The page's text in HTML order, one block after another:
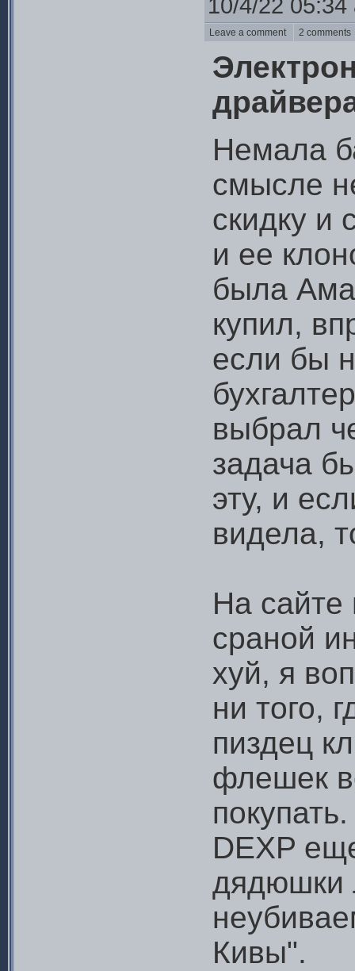
10/4/22 05:34
Leave a comment 2
Немала
смысле
скидку и
и ее
была
купил,
если бы
выбрал
задача
эту, и
видела,
На сайте
сраной
хуй, я
ни того,
пиздец
флешек
DEXP
дядюшки
Кивы".